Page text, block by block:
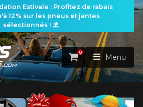
Estivale : Profitez de rabais
12% sur les pneus et jantes
sélectionnés ! ⛱️
Panier
0
Menu